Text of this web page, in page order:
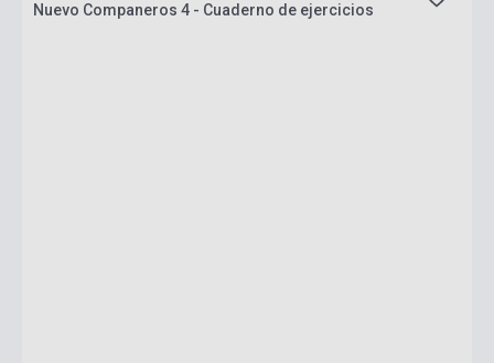
Nuevo Companeros 4 - Cuaderno de ejercicios